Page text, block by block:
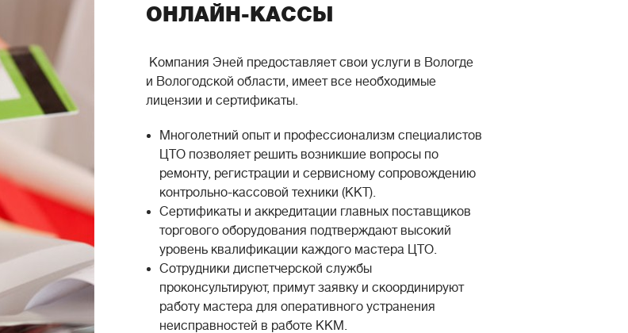
ОНЛАЙН-КАССЫ
Компания Эней предоставляет свои услуги в Вологде
и Вологодской области, имеет все необходимые
лицензии и сертификаты.
Многолетний опыт и профессионализм специалистов
ЦТО позволяет решить возникшие вопросы по
ремонту, регистрации и сервисному сопровождению
контрольно-кассовой техники (ККТ).
Сертификаты и аккредитации главных поставщиков
торгового оборудования подтверждают высокий
уровень квалификации каждого мастера ЦТО.
Сотрудники диспетчерской службы
проконсультируют, примут заявку и скоординируют
работу мастера для оперативного устранения
неисправностей в работе ККМ.